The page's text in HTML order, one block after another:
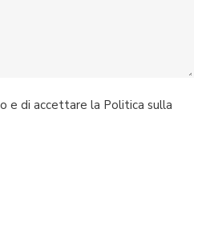
e di accettare la Politica sulla